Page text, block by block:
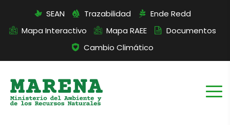
SEAN Trazabilidad
Ende Redd
Mapa Interactivo
Mapa RAEE
Documentos
Cambio Climático